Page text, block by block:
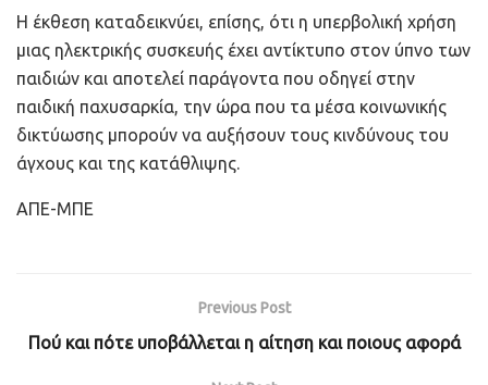
Η έκθεση καταδεικνύει, επίσης, ότι η υπερβολική χρήση
μιας ηλεκτρικής συσκευής έχει αντίκτυπο στον ύπνο των
παιδιών και αποτελεί παράγοντα που οδηγεί στην
παιδική παχυσαρκία, την ώρα που τα μέσα κοινωνικής
δικτύωσης μπορούν να αυξήσουν τους κινδύνους του
άγχους και της κατάθλιψης.
ΑΠΕ-ΜΠΕ
Previous Post
Πού και πότε υποβάλλεται η αίτηση και ποιους αφορά